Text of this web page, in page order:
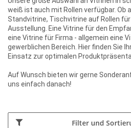
weiß ist auch mit Rollen verfügbar. Ob
Standvitrine, Tischvitrine auf Rollen
Ausstellung. Eine Vitrine für den
eine Vitrine für Firma - allgemein eine
gewerblichen Bereich. Hier finden Sie
Einsatz zur optimalen
Auf Wunsch bieten wir gerne
uns einfach danach!
Filter und